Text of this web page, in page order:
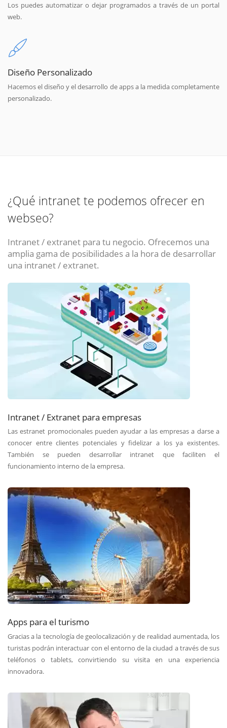
Los puedes automatizar o dejar programados a través de un portal
web.
Diseño Personalizado
Hacemos el diseño y el desarrollo de apps a la medida completamente
personalizado.
¿Qué intranet te podemos ofrecer en
webseo?
Intranet / extranet para tu negocio. Ofrecemos una
amplia gama de posibilidades a la hora de desarrollar
una intranet / extranet.
Intranet / Extranet para empresas
Las estranet promocionales pueden ayudar a las empresas a darse a
conocer entre clientes potenciales y fidelizar a los ya existentes.
También se pueden desarrollar intranet que faciliten el
funcionamiento interno de la empresa.
Apps para el turismo
Gracias a la tecnología de geolocalización y de realidad aumentada, los
turistas podrán interactuar con el entorno de la ciudad a través de sus
teléfonos o tablets, convirtiendo su visita en una experiencia
innovadora.